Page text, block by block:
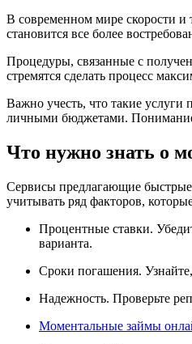
В современном мире скорости и
становится все более
Процедуры, связанные с
стремятся сделать процесс
Важно учесть, что такие
личными бюджетами. Понимание
Что нужно знать о
Сервисы предлагающие быстрые
учитывать ряд факторов,
Процентные ставки.
варианта.
Сроки погашения.
Надежность. Проверьте
Моментальные займы